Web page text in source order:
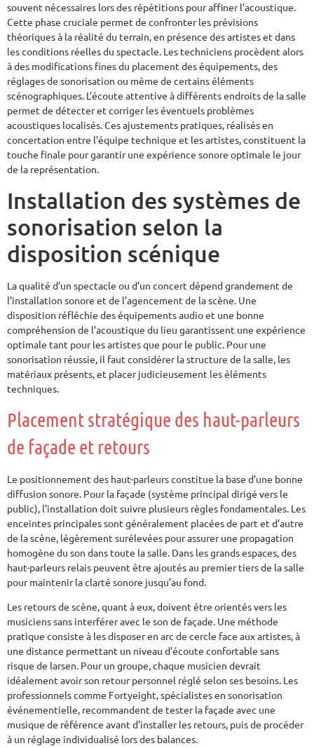
souvent nécessaires lors des répétitions pour affiner l’acoustique.
Cette phase cruciale permet de confronter les prévisions
théoriques à la réalité du terrain, en présence des artistes et dans
les conditions réelles du spectacle. Les techniciens procèdent alors
à des modifications fines du placement des équipements, des
réglages de sonorisation ou même de certains éléments
scénographiques. L’écoute attentive à différents endroits de la salle
permet de détecter et corriger les éventuels problèmes
acoustiques localisés. Ces ajustements pratiques, réalisés en
concertation entre l’équipe technique et les artistes, constituent la
touche finale pour garantir une expérience sonore optimale le jour
de la représentation.
Installation des systèmes de
sonorisation selon la
disposition scénique
La qualité d’un spectacle ou d’un concert dépend grandement de
l’installation sonore et de l’agencement de la scène. Une
disposition réfléchie des équipements audio et une bonne
compréhension de l’acoustique du lieu garantissent une expérience
optimale tant pour les artistes que pour le public. Pour une
sonorisation réussie, il faut considérer la structure de la salle, les
matériaux présents, et placer judicieusement les éléments
techniques.
Placement stratégique des haut-parleurs
de façade et retours
Le positionnement des haut-parleurs constitue la base d’une bonne
diffusion sonore. Pour la façade (système principal dirigé vers le
public), l’installation doit suivre plusieurs règles fondamentales. Les
enceintes principales sont généralement placées de part et d’autre
de la scène, légèrement surélevées pour assurer une propagation
homogène du son dans toute la salle. Dans les grands espaces, des
haut-parleurs relais peuvent être ajoutés au premier tiers de la salle
pour maintenir la clarté sonore jusqu’au fond.
Les retours de scène, quant à eux, doivent être orientés vers les
musiciens sans interférer avec le son de façade. Une méthode
pratique consiste à les disposer en arc de cercle face aux artistes, à
une distance permettant un niveau d’écoute confortable sans
risque de larsen. Pour un groupe, chaque musicien devrait
idéalement avoir son retour personnel réglé selon ses besoins. Les
professionnels comme Fortyeight, spécialistes en sonorisation
événementielle, recommandent de tester la façade avec une
musique de référence avant d’installer les retours, puis de procéder
à un réglage individualisé lors des balances.